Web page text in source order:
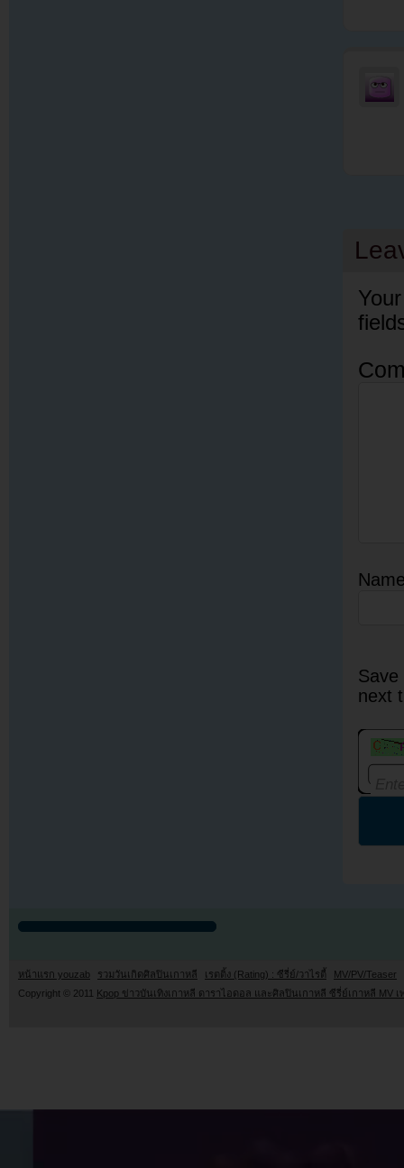
next
หน้าแรก youzab รวมวันเกิดศิลปินเกาหลี เรตติ้ง (Rating) : ซีรี่ย์/วาไรตี้
MV/PV/Teaser
Copyright © 2011
Kpop ข่าวบันเทิงเกาหลี ดาราไอดอล และศิลปินเกาหลี ซีรี่ย์เกาหลี MV